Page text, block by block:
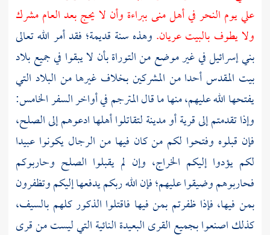
علي يوم النحر في أهلمنىببراءة وأن لا يحج بعد العام مشرك
ولا يطوف بالبيت عريان. وهذه سنة قديمة؛ فقد أمر الله تعالى
بني إسرائيل في غير موضع من التوراة بأن لا يبقوا في جميع بلاد
بيت المقدسأحدا من المشركين بخلاف غيرها من البلاد التي
يفتحها الله عليهم، منها ما قال المترجم في أواخر السفر الخامس:
وإذا تقدمتم إلى قرية أو مدينة لتقاتلوا أهلها ادعوهم إلى الصلح،
فإن قبلوه وفتحوا لكم من كان فيها من الرجال يكونوا عبيدا
لكم يؤدوا إليكم الخراج، وإن لم يقبلوا الصلح وحاربوكم
فحاربوهم وضيقوا عليهم؛ فإن الله ربكم يدفعها إليكم وتظفرون
بمن فيها، فإذا ظفرتم بمن فيها فاقتلوا الذكور كلهم بالسيف،
كذلك اصنعوا بجميع القرى البعيدة النائية التي ليست من قرى